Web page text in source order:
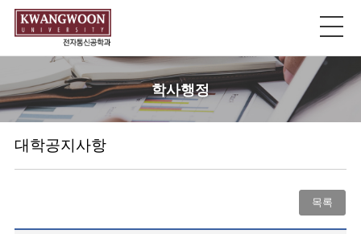
학사행정
대학공지사항
목록